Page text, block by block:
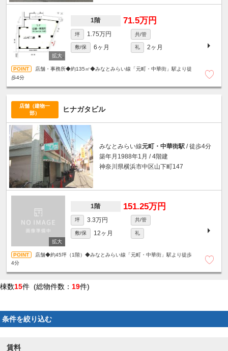
1階 71.5万円
坪 1.75万円 共/管
敷/保 6ヶ月 礼 2ヶ月
店舗・事務所◆約135㎡◆みなとみらい線「元町・中華街」駅より徒
歩4分
店舗（建物一
部）
ヒナガタビル
みなとみらい線元町・中華街駅 / 徒歩4分
築年月1988年1月 / 4階建
神奈川県横浜市中区山下町147
1階 151.25万円
坪 3.3万円 共/管
敷/保 12ヶ月 礼
店舗◆約45坪（1階）◆みなとみらい線「元町・中華街」駅より徒歩
4分
棟数15件 (総物件数： 19件)
条件を絞り込む
賃料